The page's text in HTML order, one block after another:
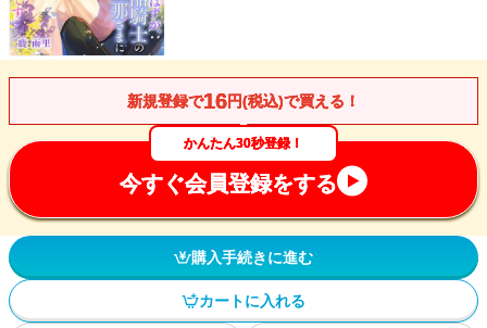
新規登録で16円(税込)で買える！
かんたん30秒登録！
今すぐ会員登録をする
購入手続きに進む
カートに入れる